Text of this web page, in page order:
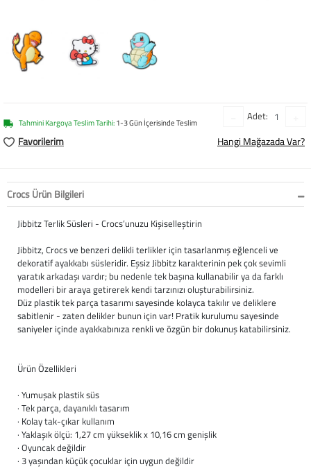
Walker (Yürüteç)
Adet:
Tahmini Kargoya Teslim Tarihi:1-3 Gün İçerisinde Teslim
Favorilerim Hangi Mağazada Var?
Crocs Ürün Bilgileri
Jibbitz Terlik Süsleri - Crocs’unuzu Kişiselleştirin
Jibbitz, Crocs ve benzeri delikli terlikler için tasarlanmış eğlenceli ve
dekoratif ayakkabı süsleridir. Eşsiz Jibbitz karakterinin pek çok sevimli
yaratık arkadaşı vardır; bu nedenle tek başına kullanabilir ya da farklı
modelleri bir araya getirerek kendi tarzınızı oluşturabilirsiniz.
Düz plastik tek parça tasarımı sayesinde kolayca takılır ve deliklere
sabitlenir - zaten delikler bunun için var! Pratik kurulumu sayesinde
saniyeler içinde ayakkabınıza renkli ve özgün bir dokunuş katabilirsiniz.
Ürün Özellikleri
· Yumuşak plastik süs
· Tek parça, dayanıklı tasarım
· Kolay tak-çıkar kullanım
· Yaklaşık ölçü: 1,27 cm yükseklik x 10,16 cm genişlik
· Oyuncak değildir
· 3 yaşından küçük çocuklar için uygun değildir